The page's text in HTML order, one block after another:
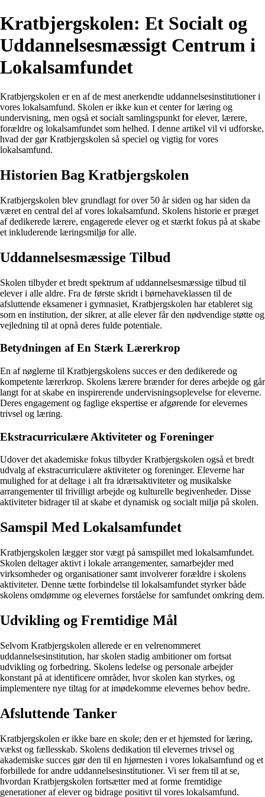
Kratbjergskolen: Et Socialt og
Uddannelsesmæssigt Centrum i
Lokalsamfundet
Kratbjergskolen er en af de mest anerkendte uddannelsesinstitutioner i
vores lokalsamfund. Skolen er ikke kun et center for læring og
undervisning, men også et socialt samlingspunkt for elever, lærere,
forældre og lokalsamfundet som helhed. I denne artikel vil vi udforske,
hvad der gør Kratbjergskolen så speciel og vigtig for vores
lokalsamfund.
Historien Bag Kratbjergskolen
Kratbjergskolen blev grundlagt for over 50 år siden og har siden da
været en central del af vores lokalsamfund. Skolens historie er præget
af dedikerede lærere, engagerede elever og et stærkt fokus på at skabe
et inkluderende læringsmiljø for alle.
Uddannelsesmæssige Tilbud
Skolen tilbyder et bredt spektrum af uddannelsesmæssige tilbud til
elever i alle aldre. Fra de første skridt i børnehaveklassen til de
afsluttende eksamener i gymnasiet, Kratbjergskolen har etableret sig
som en institution, der sikrer, at alle elever får den nødvendige støtte og
vejledning til at opnå deres fulde potentiale.
Betydningen af En Stærk Lærerkrop
En af nøglerne til Kratbjergskolens succes er den dedikerede og
kompetente lærerkrop. Skolens lærere brænder for deres arbejde og går
langt for at skabe en inspirerende undervisningsoplevelse for eleverne.
Deres engagement og faglige ekspertise er afgørende for elevernes
trivsel og læring.
Ekstracurriculære Aktiviteter og Foreninger
Udover det akademiske fokus tilbyder Kratbjergskolen også et bredt
udvalg af ekstracurriculære aktiviteter og foreninger. Eleverne har
mulighed for at deltage i alt fra idrætsaktiviteter og musikalske
arrangementer til frivilligt arbejde og kulturelle begivenheder. Disse
aktiviteter bidrager til at skabe et dynamisk og socialt miljø på skolen.
Samspil Med Lokalsamfundet
Kratbjergskolen lægger stor vægt på samspillet med lokalsamfundet.
Skolen deltager aktivt i lokale arrangementer, samarbejder med
virksomheder og organisationer samt involverer forældre i skolens
aktiviteter. Denne tætte forbindelse til lokalsamfundet styrker både
skolens omdømme og elevernes forståelse for samfundet omkring dem.
Udvikling og Fremtidige Mål
Selvom Kratbjergskolen allerede er en velrenommeret
uddannelsesinstitution, har skolen stadig ambitioner om fortsat
udvikling og forbedring. Skolens ledelse og personale arbejder
konstant på at identificere områder, hvor skolen kan styrkes, og
implementere nye tiltag for at imødekomme elevernes behov bedre.
Afsluttende Tanker
Kratbjergskolen er ikke bare en skole; den er et hjemsted for læring,
vækst og fællesskab. Skolens dedikation til elevernes trivsel og
akademiske succes gør den til en hjørnesten i vores lokalsamfund og et
forbillede for andre uddannelsesinstitutioner. Vi ser frem til at se,
hvordan Kratbjergskolen fortsætter med at forme fremtidige
generationer af elever og bidrage positivt til vores lokalsamfund.